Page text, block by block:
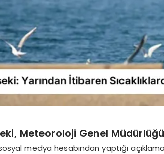
Meteoroloji Genel
medya hesabından yaptığı